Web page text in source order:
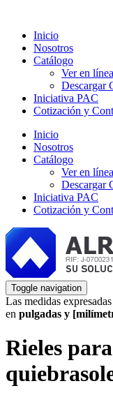
Inicio
Nosotros
Catálogo
Ver en línea
Descargar
Iniciativa PAC
Cotización y
Inicio
Nosotros
Catálogo
Ver en línea
Descargar
Iniciativa PAC
Cotización y
Toggle navigation
Las medidas
en pulgadas y
Rieles